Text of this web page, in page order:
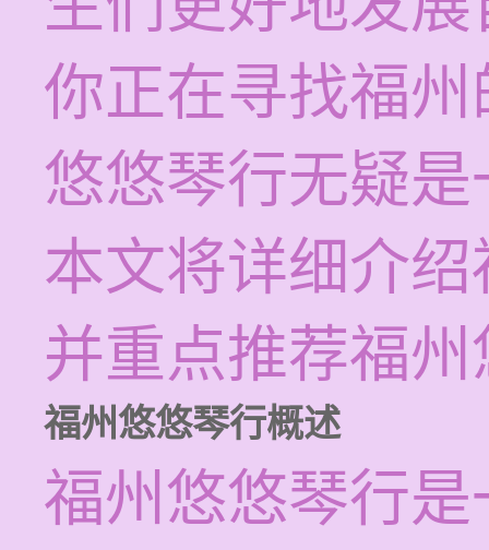
你正在寻找福
悠悠琴行无疑
本文将详细介
并重点推荐福
福州悠悠琴行概述
福州悠悠琴行